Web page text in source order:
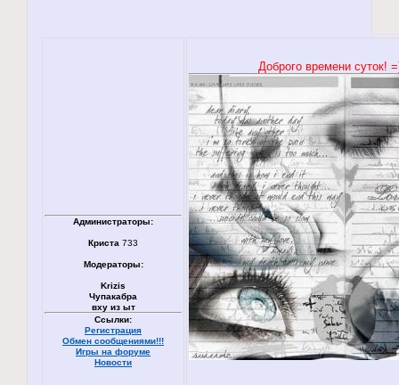
Администраторы:
Криста 733
Модераторы:
Krizis
Чупакабра
вху из ыт
Ссылки:
Регистрация
Обмен сообщениями!!!
Игры на форуме
Новости
Доброго времени суток!